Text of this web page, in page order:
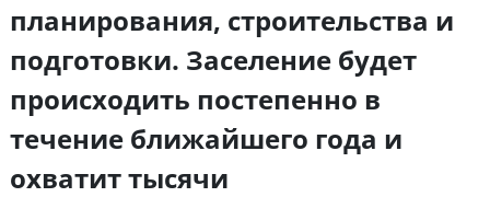
планирования, строительства и
подготовки. Заселение будет
происходить постепенно в
течение ближайшего года и
охватит тысячи